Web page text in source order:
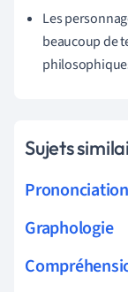
Les
beaucoup de
Sujets
Graphologie